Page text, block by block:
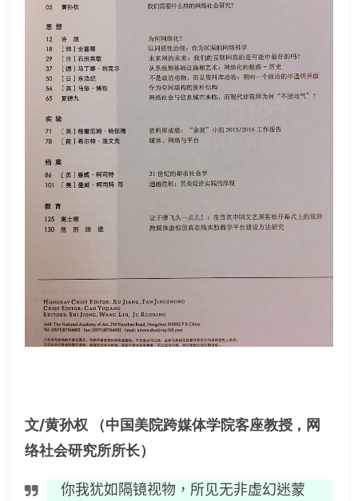
文/黄孙权 （中国美院跨媒体学院客座教授，网
络社会研究所所长）
你我犹如隔镜视物，所见无非虚幻迷蒙